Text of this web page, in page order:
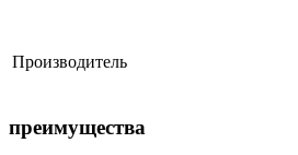
Производитель
преимущества